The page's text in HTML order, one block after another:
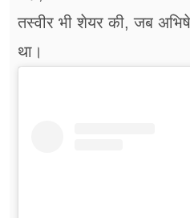
तस्वीर भी शेयर की, जब
था।